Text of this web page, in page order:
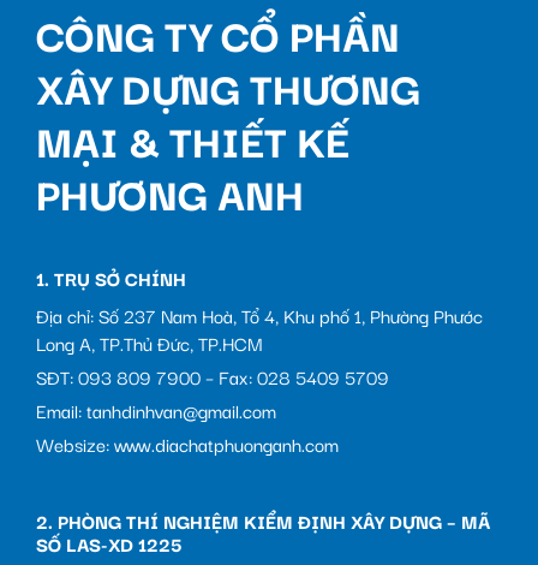
CÔNG TY CỔ PHẦN
XÂY DỰNG THƯƠNG
MẠI & THIẾT KẾ
PHƯƠNG ANH
1. TRỤ SỞ CHÍNH
Địa chỉ: Số 237 Nam Hoà, Tổ 4, Khu phố 1, Phường Phước
Long A, TP.Thủ Đức, TP.HCM
SĐT: 093 809 7900 – Fax: 028 5409 5709
Email: tanhdinhvan@gmail.com
Websize: www.diachatphuonganh.com
2. PHÒNG THÍ NGHIỆM KIỂM ĐỊNH XÂY DỰNG – MÃ
SỐ LAS-XD 1225